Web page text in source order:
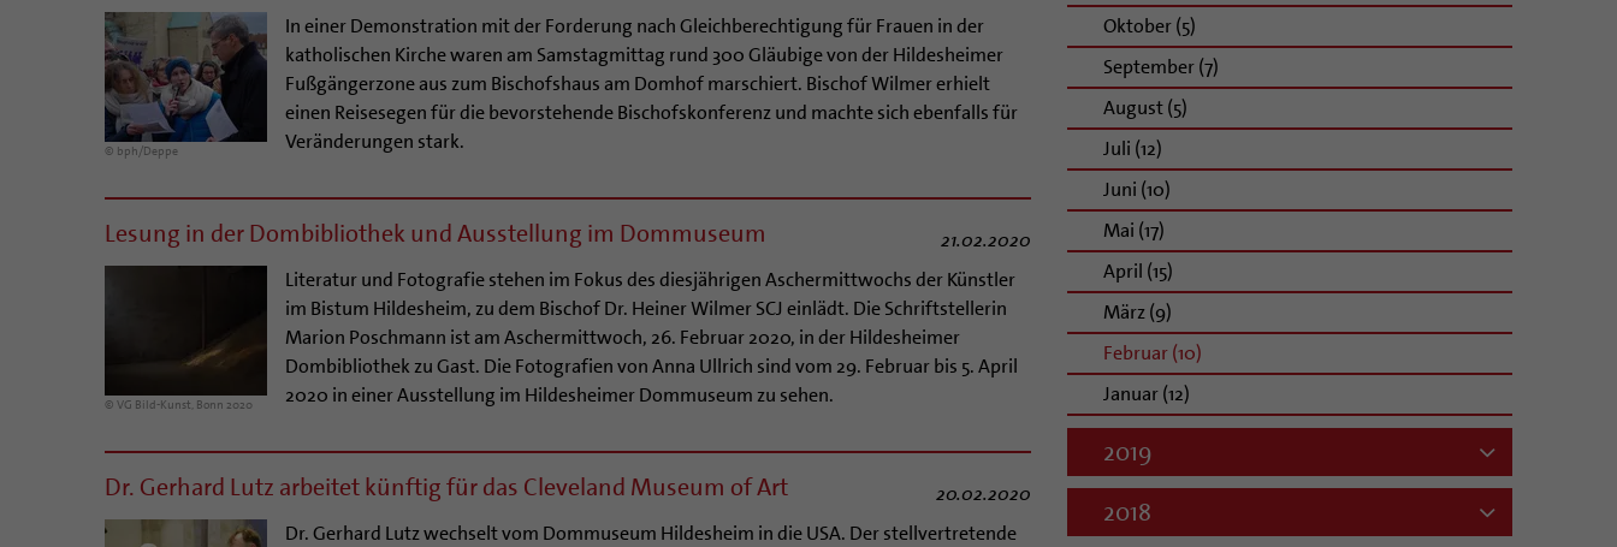
© bph/Deppe
In einer Demonstration mit der Forderung nach Gleichberechtigung für Frauen in der
katholischen Kirche waren am Samstagmittag rund 300 Gläubige von der Hildesheimer
Fußgängerzone aus zum Bischofshaus am Domhof marschiert. Bischof Wilmer erhielt
einen Reisesegen für die bevorstehende Bischofskonferenz und machte sich ebenfalls für
Veränderungen stark.
Lesung in der Dombibliothek und Ausstellung im Dommuseum 21.02.2020
© VG Bild-Kunst, Bonn 2020
Literatur und Fotografie stehen im Fokus des diesjährigen Aschermittwochs der Künstler
im Bistum Hildesheim, zu dem Bischof Dr. Heiner Wilmer SCJ einlädt. Die Schriftstellerin
Marion Poschmann ist am Aschermittwoch, 26. Februar 2020, in der Hildesheimer
Dombibliothek zu Gast. Die Fotografien von Anna Ullrich sind vom 29. Februar bis 5. April
2020 in einer Ausstellung im Hildesheimer Dommuseum zu sehen.
Dr. Gerhard Lutz arbeitet künftig für das Cleveland Museum of Art 20.02.2020
Dr. Gerhard Lutz wechselt vom Dommuseum Hildesheim in die USA. Der stellvertretende
Oktober (5)
September (7)
August (5)
Juli (12)
Juni (10)
Mai (17)
April (15)
März (9)
Februar (10)
Januar (12)
2019
2018